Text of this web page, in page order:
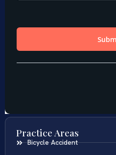
Practice Areas
Bicycle Accident